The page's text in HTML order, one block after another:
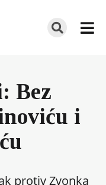
Bez
i
protiv Zvonka